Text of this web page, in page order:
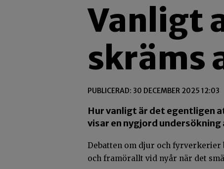
Vanligt
skräms
PUBLICERAD: 30 DECEMBER 2025 12:03
Hur vanligt är det egentligen
visar en nygjord undersökning
Debatten om djur och
och framörallt vid nyår när det